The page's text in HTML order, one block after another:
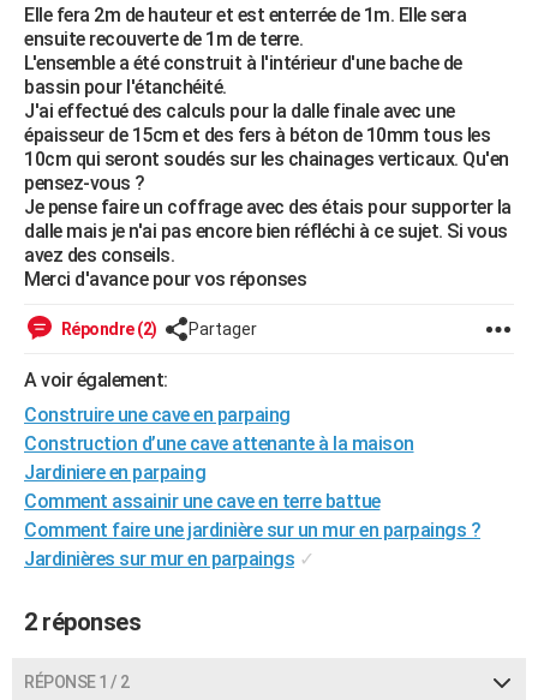
SANTE
Alimentation
Guide de la santé
Maladies
Médicaments
Sommeil
VOYAGE
Destinations
City break
Voyage nature
Voyage de noces
Forum
Climat
PHOTO
GUIDES D'ACHAT
BONS PLANS
CARTE DE VOEUX
Carte Saint-Valentin
Carte d'anniversaire
Dictionnaire
Biographies
Citations
Expressions
Proverbes
S'inscrire
Se connecter
Lycées
Collèges
Primaires
Universités
Entreprises
Service militaire
Avis de recherche
AVIS DE DÉCÈS
FORUM
Bricolage
Lifestyle
Culture
Sport
Auto
Television
Voyage
Cinema
Elle fera 2m de hauteur et est enterrée de 1m. Elle sera
ensuite recouverte de 1m de terre.
L'ensemble a été construit à l'intérieur d'une bache de
bassin pour l'étanchéité.
J'ai effectué des calculs pour la dalle finale avec une
épaisseur de 15cm et des fers à béton de 10mm tous les
10cm qui seront soudés sur les chainages verticaux. Qu'en
pensez-vous ?
Je pense faire un coffrage avec des étais pour supporter la
dalle mais je n'ai pas encore bien réfléchi à ce sujet. Si vous
avez des conseils.
Merci d'avance pour vos réponses
Répondre (2) Partager
A voir également:
Construire une cave en parpaing
Construction d’une cave attenante à la maison
Jardiniere en parpaing
Comment assainir une cave en terre battue
Comment faire une jardinière sur un mur en parpaings ?
Jardinières sur mur en parpaings ✓
2 réponses
RÉPONSE 1 / 2